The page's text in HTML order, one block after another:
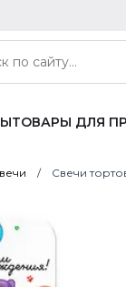
ТОВАРЫ ДЛЯ
Свечи